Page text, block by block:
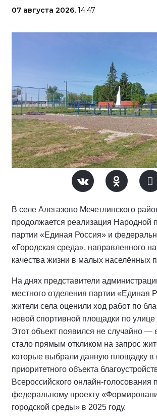
07 августа 2026, 14:47
В селе Алегазово Мечетлинского
продолжается реализация Народной
партии «Единая Россия» и
«Городская среда», направленного
качества жизни в малых населённых
На днях представители
местного отделения партии «Единая
жители села оценили ход работ по
новой спортивной площадки по улице
Этот объект появился не случайно —
стало прямым откликом на запрос
которые выбрали данную площадку в
приоритетного объекта
Всероссийского онлайн-голосования
федеральному проекту
городской среды» в 2025 году.